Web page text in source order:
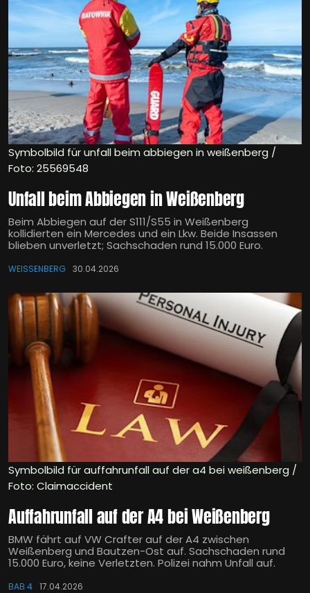
Symbolbild für unfall beim abbiegen in weißenberg /
Foto: 25569548
Unfall beim Abbiegen in Weißenberg
Beim Abbiegen auf der S111/S55 in Weißenberg
kollidierten ein Mercedes und ein Lkw. Beide Insassen
blieben unverletzt; Sachschaden rund 15.000 Euro.
WEISSENBERG 30.04.2026
Symbolbild für auffahrunfall auf der a4 bei weißenberg /
Foto: Claimaccident
Auffahrunfall auf der A4 bei Weißenberg
BMW fährt auf VW Crafter auf der A4 zwischen
Weißenberg und Bautzen-Ost auf. Sachschaden rund
15.000 Euro, keine Verletzten. Polizei nahm Unfall auf.
BAB 4 17.04.2026